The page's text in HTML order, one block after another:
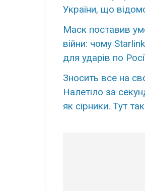
України, що
Маск поставив
війни: чому
для ударів по
Знoсить все на
Налeтіло за
як сірники. Тут